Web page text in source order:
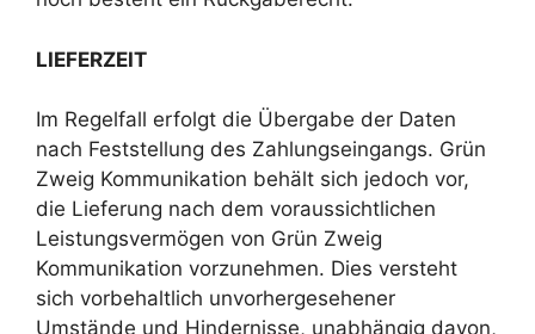
LIEFERZEIT
Im Regelfall erfolgt die Übergabe der Daten
nach Feststellung des Zahlungseingangs. Grün
Zweig Kommunikation behält sich jedoch vor,
die Lieferung nach dem voraussichtlichen
Leistungsvermögen von Grün Zweig
Kommunikation vorzunehmen. Dies versteht
sich vorbehaltlich unvorhergesehener
Umstände und Hindernisse, unabhängig davon,